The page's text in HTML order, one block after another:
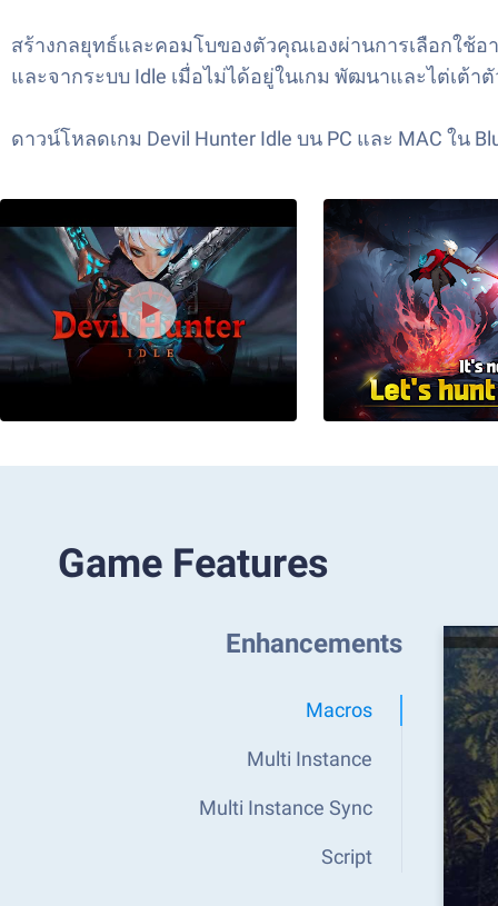
สร้างกลยุทธ์และคอมโบของตัวคุณเองผ่านการเลือกใช้
และจากระบบ Idle เมื่อไม่ได้อยู่ในเกม พัฒนาและไต่เต้
ดาวน์โหลดเกม Devil Hunter Idle บน PC และ MAC ใน
Game Features
Enhancements
Macros
Multi Instance
Multi Instance Sync
Script